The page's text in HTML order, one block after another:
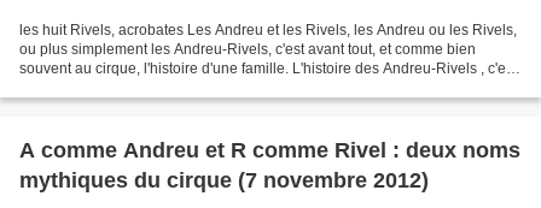
les huit Rivels, acrobates Les Andreu et les Rivels, les Andreu ou les Rivels,
ou plus simplement les Andreu-Rivels, c'est avant tout, et comme bien
souvent au cirque, l'histoire d'une famille. L'histoire des Andreu-Rivels , c'est
A comme Andreu et R comme Rivel : deux noms
mythiques du cirque (7 novembre 2012)